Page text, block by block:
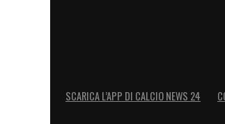
SCARICA L’APP DI CALCIO NEWS 24